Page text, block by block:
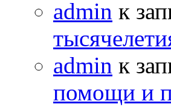
admin к
admin к
помощи и